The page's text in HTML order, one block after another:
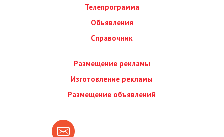
Телепрограмма
Обьявления
Справочник
Размещение рекламы
Изготовление рекламы
Размещение объявлений